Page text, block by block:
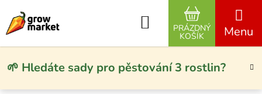
🌱 Hledáte sady pro pěstování 3 rostlin?
Hledat
NÁKUPNÍ
PRÁZDNÝ
KOŠÍK